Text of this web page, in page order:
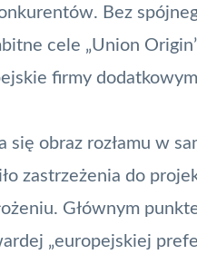
Bez
cele „Union
firmy
obraz rozłamu w
zastrzeżenia do
Głównym
„europejskiej